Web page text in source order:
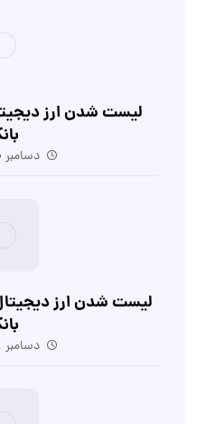
دسامبر 10, 2025
لیست شدن ارز
دسامبر 8, 2025